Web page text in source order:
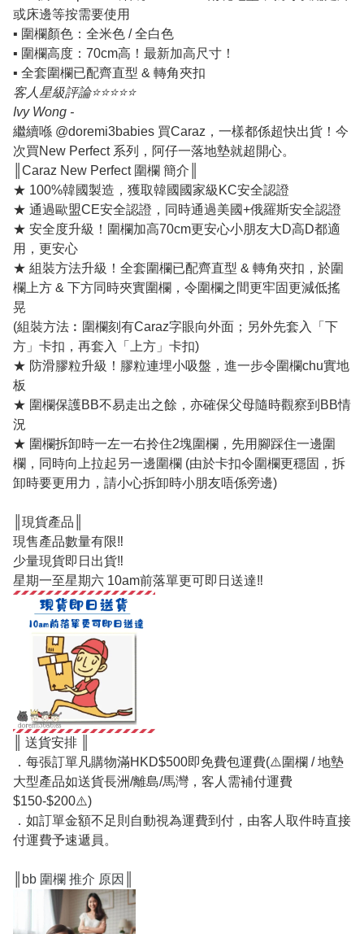
或床邊等按需要使用
▪️ 圍欄顏色：全米色 / 全白色
▪️ 圍欄高度：70cm高！最新加高尺寸！
▪️ 全套圍欄已配齊直型 & 轉角夾扣
客人星級評論⭐️⭐️⭐️⭐️⭐️
Ivy Wong -
繼續喺 @doremi3babies 買Caraz，一樣都係超快出貨！今
次買New Perfect 系列，阿仔一落地墊就超開心。
║Caraz New Perfect 圍欄 簡介║
★ 100%韓國製造，獲取韓國國家級KC安全認證
★ 通過歐盟CE安全認證，同時通過美國+俄羅斯安全認證
★ 安全度升級！圍欄加高70cm更安心小朋友大D高D都適
用，更安心
★ 組裝方法升級！全套圍欄已配齊直型 & 轉角夾扣，於圍
欄上方 & 下方同時夾實圍欄，令圍欄之間更牢固更減低搖
晃
(組裝方法︰圍欄刻有Caraz字眼向外面；另外先套入「下
方」卡扣，再套入「上方」卡扣)
★ 防滑膠粒升級！膠粒連埋小吸盤，進一步令圍欄chu實地
板
★ 圍欄保護BB不易走出之餘，亦確保父母隨時觀察到BB情
況
★ 圍欄拆卸時一左一右拎住2塊圍欄，先用腳踩住一邊圍
欄，同時向上拉起另一邊圍欄 (由於卡扣令圍欄更穩固，拆
卸時要更用力，請小心拆卸時小朋友唔係旁邊)
║現貨產品║
現售產品數量有限‼️
少量現貨即日出貨‼️
星期一至星期六 10am前落單更可即日送達‼️
║ 送貨安排 ║
．每張訂單凡購物滿HKD$500即免費包運費(⚠️圍欄 / 地墊
大型產品如送貨長洲/離島/馬灣，客人需補付運費
$150-$200⚠️)
．如訂單金額不足則自動視為運費到付，由客人取件時直接
付運費予速遞員。
bb 圍欄 推介 原因